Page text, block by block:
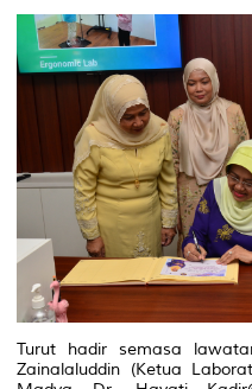
Turut hadir semasa
Zainalaluddin (Ketua